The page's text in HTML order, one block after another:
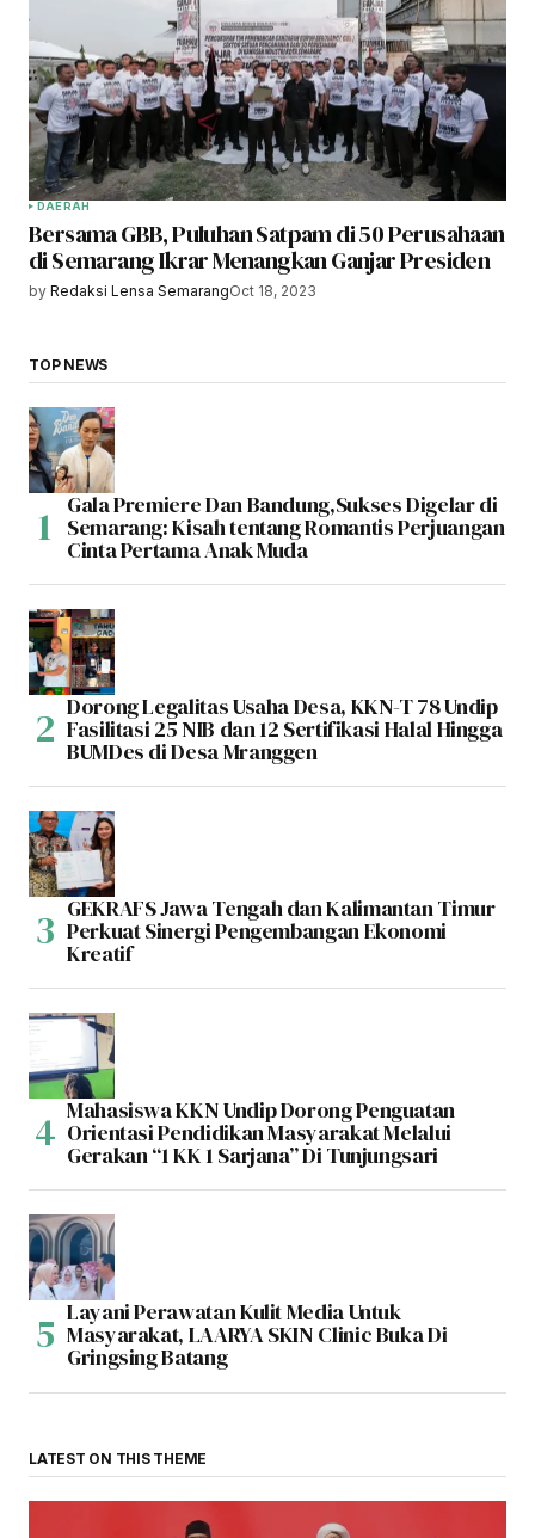
DAERAH
Bersama GBB, Puluhan Satpam di 50 Perusahaan
di Semarang Ikrar Menangkan Ganjar Presiden
by Redaksi Lensa SemarangOct 18, 2023
TOP NEWS
Gala Premiere Dan Bandung,Sukses Digelar di
Semarang: Kisah tentang Romantis Perjuangan
Cinta Pertama Anak Muda
Dorong Legalitas Usaha Desa, KKN-T 78 Undip
Fasilitasi 25 NIB dan 12 Sertifikasi Halal Hingga
BUMDes di Desa Mranggen
GEKRAFS Jawa Tengah dan Kalimantan Timur
Perkuat Sinergi Pengembangan Ekonomi
Kreatif
Mahasiswa KKN Undip Dorong Penguatan
Orientasi Pendidikan Masyarakat Melalui
Gerakan “1 KK 1 Sarjana” Di Tunjungsari
Layani Perawatan Kulit Media Untuk
Masyarakat, LAARYA SKIN Clinic Buka Di
Gringsing Batang
LATEST ON THIS THEME